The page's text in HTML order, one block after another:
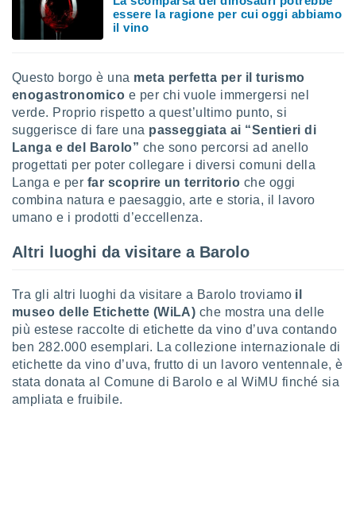
e
di
dati
sulla
al quale
tuo
facendo
" o
cookie
essere la ragione per cui oggi abbiamo
il vino
Questo borgo è una meta perfetta per il turismo
enogastronomico e per chi vuole immergersi nel
verde. Proprio rispetto a quest’ultimo punto, si
suggerisce di fare una passeggiata ai “Sentieri di
Langa e del Barolo” che sono percorsi ad anello
progettati per poter collegare i diversi comuni della
Langa e per far scoprire un territorio che oggi
combina natura e paesaggio, arte e storia, il lavoro
umano e i prodotti d’eccellenza.
Altri luoghi da visitare a Barolo
Tra gli altri luoghi da visitare a Barolo troviamo il
museo delle Etichette (WiLA) che mostra una delle
più estese raccolte di etichette da vino d’uva contando
ben 282.000 esemplari. La collezione internazionale di
etichette da vino d’uva, frutto di un lavoro ventennale, è
stata donata al Comune di Barolo e al WiMU finché sia
ampliata e fruibile.